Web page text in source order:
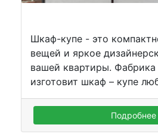
Шкаф-купе - это
вещей и яркое
вашей квартиры. Фабрика
изготовит шкаф – купе
Подробнее